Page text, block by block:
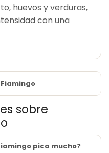
huevos y verduras,
con una
sobre
pica mucho?